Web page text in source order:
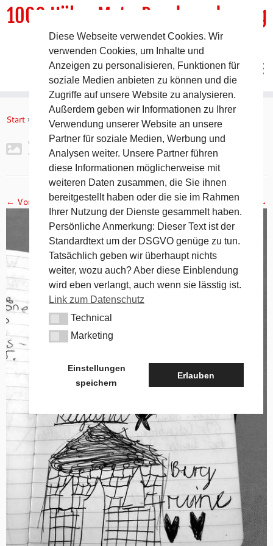
Inhalt
1000 HöhenMeterRundwanderweg
DER Rundwanderweg um Pommelsbrunn
Start » Gipfelbuch Ruine Lichtenstein » 2017-11-05 19.17.06
2017-11-05 19.17.06
← Vorheriges Nächstes →
Diese Webseite verwendet Cookies. Wir
verwenden Cookies, um Inhalte und
Anzeigen zu personalisieren, Funktionen für
soziale Medien anbieten zu können und die
Zugriffe auf unsere Website zu analysieren.
Außerdem geben wir Informationen zu Ihrer
Verwendung unserer Website an unsere
Partner für soziale Medien, Werbung und
Analysen weiter. Unsere Partner führen
diese Informationen möglicherweise mit
weiteren Daten zusammen, die Sie ihnen
bereitgestellt haben oder die sie im Rahmen
Ihrer Nutzung der Dienste gesammelt haben.
Persönliche Anmerkung: Dieser Text ist der
Standardtext um der DSGVO genüge zu tun.
Tatsächlich geben wir überhaupt nichts
weiter, wozu auch? Aber diese Einblendung
wird eben verlangt, auch wenn sie lässtig ist.
Link zum Datenschutz
TechnicalTechnical
MarketingMarketing
Einstellungen
speichern
Erlauben